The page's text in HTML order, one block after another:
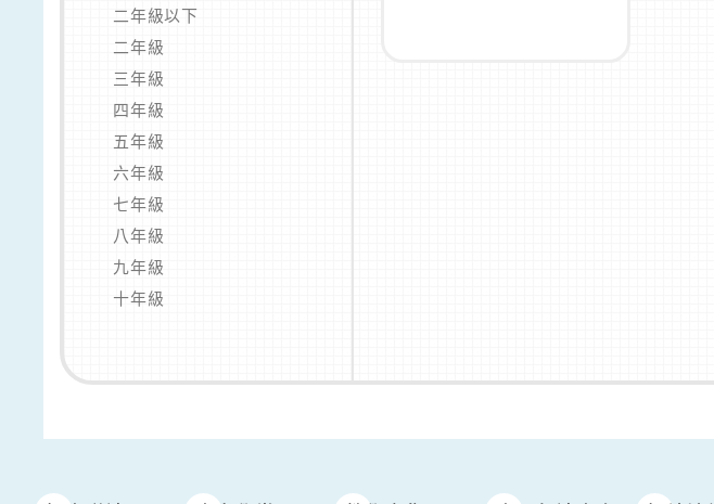
二年級以下
二年級
三年級
四年級
五年級
六年級
七年級
八年級
九年級
十年級